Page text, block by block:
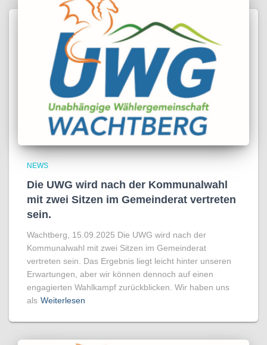
NEWS
Die UWG wird nach der Kommunalwahl
mit zwei Sitzen im Gemeinderat vertreten
sein.
Wachtberg, 15.09.2025 Die UWG wird nach der
Kommunalwahl mit zwei Sitzen im Gemeinderat
vertreten sein. Das Ergebnis liegt leicht hinter unseren
Erwartungen, aber wir können dennoch auf einen
engagierten Wahlkampf zurückblicken. Wir haben uns
als Weiterlesen